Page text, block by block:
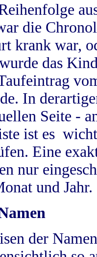
die
krank war,
das
In
Seite -
ist es
Eine
nur
und Jahr.
der